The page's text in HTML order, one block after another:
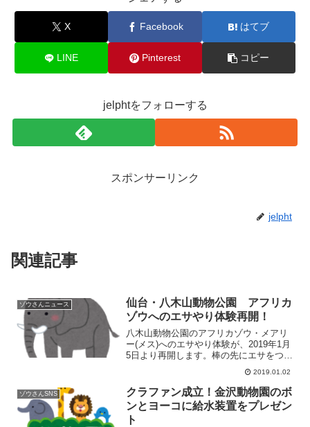
X Facebook はてブ
LINE Pinterest コピー
jelphtをフォローする
スポンサーリンク
jelpht
関連記事
ゾウさんニュース
仙台・八木山動物公園 アフリカ
ゾウへのエサやり体験再開！
八木山動物公園のアフリカゾウ・メアリ
ー(メス)へのエサやり体験が、2019年1月
5日より再開します。棒の先にエサをつけ
てゾウの鼻先に渡す形式です。めったに
できる経験ではないので、皆様ぜひ足を
お運びださい！
2019.01.02
ゾウさんSNS
クラファン成立！金沢動物園のボ
ンとヨーコに給水装置をプレゼン
ト